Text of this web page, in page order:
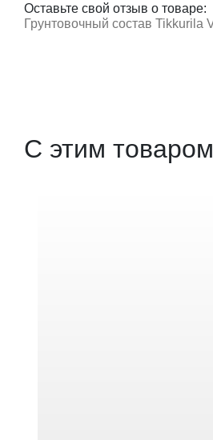
Оставьте свой отзыв о товаре:
Грунтовочный состав Tikkurila